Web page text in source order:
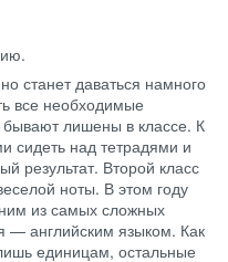
станет даваться намного
все необходимые
бывают лишены в классе. К
сидеть над тетрадями и
результат. Второй класс
ноты. В этом году
из самых сложных
— английским языком. Как
единицам, остальные